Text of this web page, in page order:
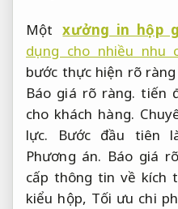
Một xưởng in hộp
dụng cho nhiều nhu
bước thực hiện rõ
Báo giá rõ ràng. tiến
cho khách hàng.
lực. Bước đầu tiên
Phương án. Báo giá
cấp thông tin về kích
kiểu hộp, Tối ưu chi